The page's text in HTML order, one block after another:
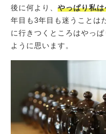
後に何より、やっぱり私
年目も3年目も迷うことは
に行きつくところはやっ
ように思います。